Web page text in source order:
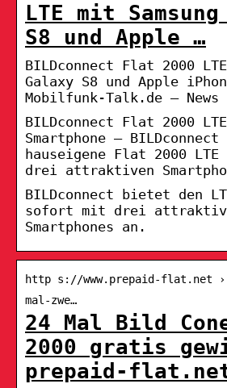
LTE mit
S8 und Apple …
BILDconnect Flat 2000
Galaxy S8 und Apple
Mobilfunk-Talk.de – News
BILDconnect Flat 2000
Smartphone –
hauseigene Flat 2000
drei attraktiven
BILDconnect bietet den
sofort mit drei
Smartphones an.
http s://www.prepaid-flat.net
mal-zwe…
24 Mal Bild
2000 gratis
prepaid-